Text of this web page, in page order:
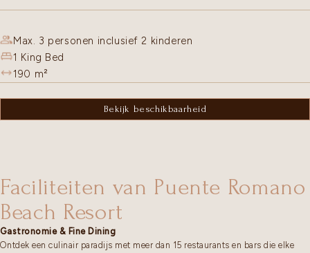
Max. 3 personen inclusief 2 kinderen
1 King Bed
190 m²
Bekijk beschikbaarheid
Faciliteiten van Puente Romano
Beach Resort
Gastronomie & Fine Dining
Ontdek een culinair paradijs met meer dan 15 restaurants en bars die elke